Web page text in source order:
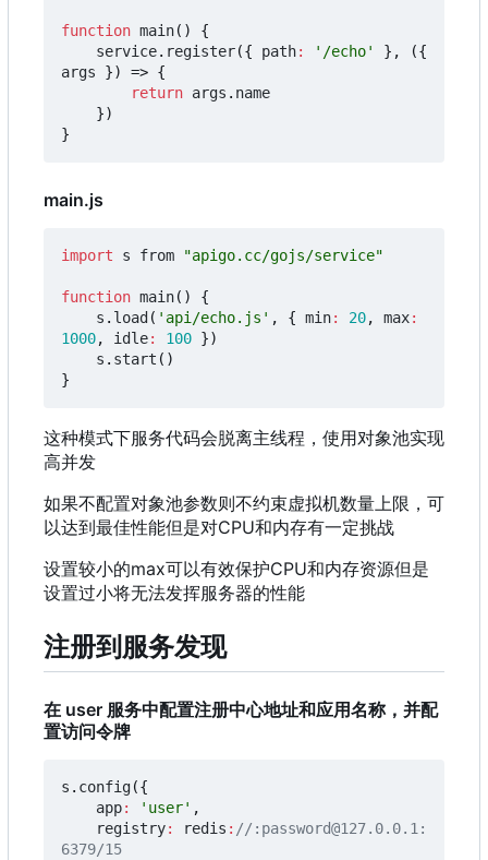
function main()
{
service. register({ path: '/echo' },
({
args
}) => {
return args . name
})
}
main.js
import s from "apigo.cc/gojs/service"
function main()
{
s . load ( 'api/echo.js' , { min: 20, max:
1000, idle: 100 })
s . start ()
}
这种模式下服务代码会脱离主线程，使用对象池实现
高并发
如果不配置对象池参数则不约束虚拟机数量上限 ， 可
以达到最佳性能但是对CPU和内存有一定挑战
设置较小的max可以有效保护CPU和内存资源但是
设置过小将无法发挥服务器的性能
注册到服务发现
在 user 服务中配置注册中心地址和应用名称，并配
置访问令牌
s . config({
app: 'user' ,
registry: redis : //:password@127.0.0.1: